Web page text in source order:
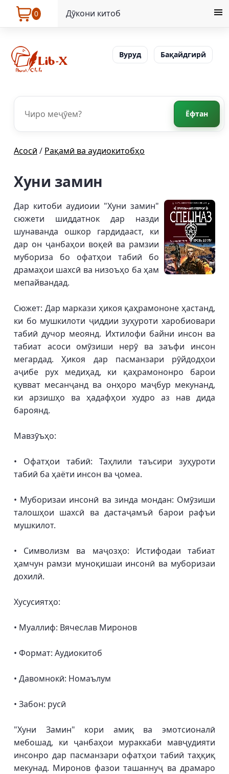
0 Дӯкони китоб
Вуруд Бақайдгирӣ
Ёфтан
Асосӣ / Рақамӣ ва аудиокитобҳо
Хуни замин
Дар китоби аудиоии "Хуни замин"
сюжети шиддатнок дар назди
шунаванда ошкор гардидааст, ки
дар он ҷанбаҳои воқеӣ ва рамзии
мубориза бо офатҳои табиӣ бо
драмаҳои шахсӣ ва низоъҳо ба ҳам
мепайвандад.
Сюжет: Дар маркази ҳикоя қаҳрамононе ҳастанд,
ки бо мушкилоти ҷиддии зуҳуроти харобиовари
табиӣ дучор меоянд. Ихтилофи байни инсон ва
табиат асоси омӯзиши нерӯ ва заъфи инсон
мегардад. Ҳикоя дар пасманзари рӯйдодҳои
аҷибе рух медиҳад, ки қаҳрамононро барои
қувват месанҷанд ва онҳоро маҷбур мекунанд,
ки арзишҳо ва ҳадафҳои худро аз нав дида
бароянд.
Мавзӯъҳо:
• Офатҳои табиӣ: Таҳлили таъсири зуҳуроти
табиӣ ба ҳаёти инсон ва ҷомеа.
• Муборизаи инсонӣ ва зинда мондан: Омӯзиши
талошҳои шахсӣ ва дастаҷамъӣ барои рафъи
мушкилот.
• Символизм ва маҷозҳо: Истифодаи табиат
ҳамчун рамзи муноқишаи инсонӣ ва муборизаи
дохилӣ.
Хусусиятҳо:
• Муаллиф: Вячеслав Миронов
• Формат: Аудиокитоб
• Давомнокӣ: Номаълум
• Забон: русӣ
"Хуни Замин" кори амиқ ва эмотсионалӣ
мебошад, ки ҷанбаҳои мураккаби мавҷудияти
инсонро дар пасманзари офатҳои табиӣ таҳқиқ
мекунад. Миронов фазои ташаннуҷ ва драмаро